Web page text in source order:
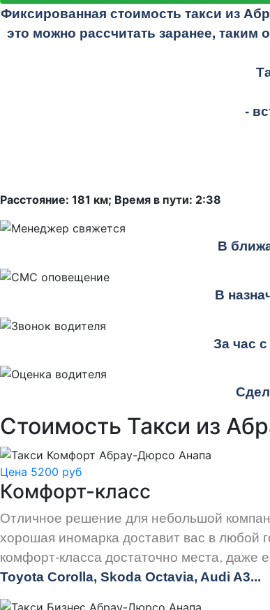
Фиксированная стоимость такси из
это можно рассчитать заранее, таким
-
Расстояние: 181 км; Время в пути: 2:38
В
В
За час
Стоимость Такси из
Цена 5200 руб
Комфорт-класс
Отличное решение для небольшой
хорошая иномарка доставит вас в любой
комфорт-класса достаточно места, даже
Toyota Corolla, Skoda Octavia, Audi A3...